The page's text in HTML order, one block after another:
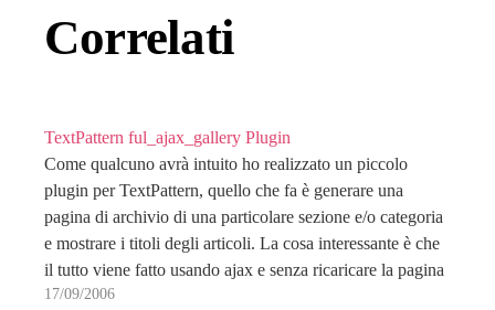
Correlati
TextPattern ful_ajax_gallery Plugin
Come qualcuno avrà intuito ho realizzato un piccolo
plugin per TextPattern, quello che fa è generare una
pagina di archivio di una particolare sezione e/o categoria
e mostrare i titoli degli articoli. La cosa interessante è che
il tutto viene fatto usando ajax e senza ricaricare la pagina
per vedere…
17/09/2006